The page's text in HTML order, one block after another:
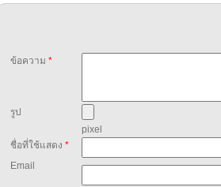
ข้อความ *
รูป
pixel
ชื่อที่ใช้แสดง *
Email